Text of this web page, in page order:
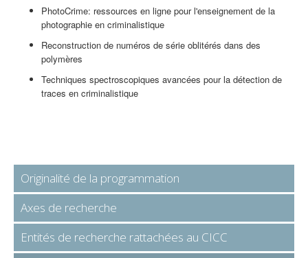
PhotoCrime: ressources en ligne pour l'enseignement de la
photographie en criminalistique
Reconstruction de numéros de série oblitérés dans des
polymères
Techniques spectroscopiques avancées pour la détection de
traces en criminalistique
Originalité de la programmation
Axes de recherche
Entités de recherche rattachées au CICC